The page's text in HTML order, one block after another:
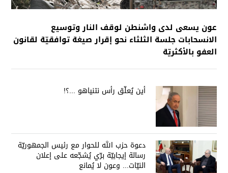
عون يسعى لدى واشنطن لوقف النار وتوسيع
الانسحابات جلسة الثلثاء نحو إقرار صيغة توافقيّة لقانون
العفو بالأكثريّة
أين يُعلّق رأس نتنياهو ...؟!
دعوة حزب الله للحوار مع رئيس الجمهوريّة
رسالة إيجابيّة برّي يُشجّعه على إعلان
النيّات... وعون لا يُمانع